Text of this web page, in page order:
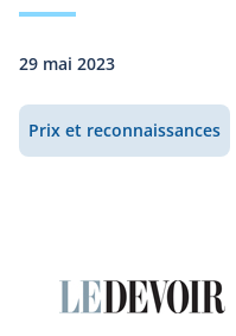
29 mai 2023
Prix et reconnaissances